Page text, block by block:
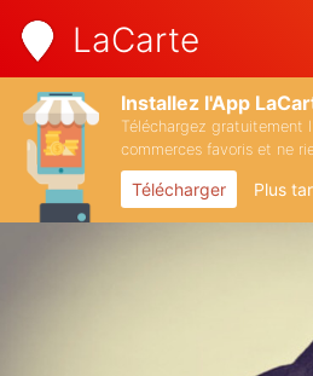
LaCarte
Installez l'App
Téléchargez gratuitement
commerces favoris et ne
Télécharger Plus